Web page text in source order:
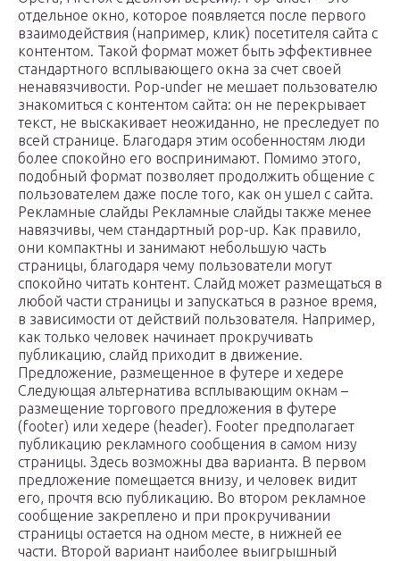
отдельное окно, которое появляется после первого
взаимодействия (например, клик) посетителя сайта с
контентом. Такой формат может быть эффективнее
стандартного всплывающего окна за счет своей
ненавязчивости. Рop-under не мешает пользователю
знакомиться с контентом сайта: он не перекрывает
текст, не выскакивает неожиданно, не преследует по
всей странице. Благодаря этим особенностям люди
более спокойно его воспринимают. Помимо этого,
подобный формат позволяет продолжить общение с
пользователем даже после того, как он ушел с сайта.
Рекламные слайды Рекламные слайды также менее
навязчивы, чем стандартный pop-up. Как правило,
они компактны и занимают небольшую часть
страницы, благодаря чему пользователи могут
спокойно читать контент. Слайд может размещаться в
любой части страницы и запускаться в разное время,
в зависимости от действий пользователя. Например,
как только человек начинает прокручивать
публикацию, слайд приходит в движение.
Предложение, размещенное в футере и хедере
Следующая альтернатива всплывающим окнам –
размещение торгового предложения в футере
(footer) или хедере (header). Footer предполагает
публикацию рекламного сообщения в самом низу
страницы. Здесь возможны два варианта. В первом
предложение помещается внизу, и человек видит
его, прочтя всю публикацию. Во втором рекламное
сообщение закреплено и при прокручивании
страницы остается на одном месте, в нижней ее
части. Второй вариант наиболее выигрышный